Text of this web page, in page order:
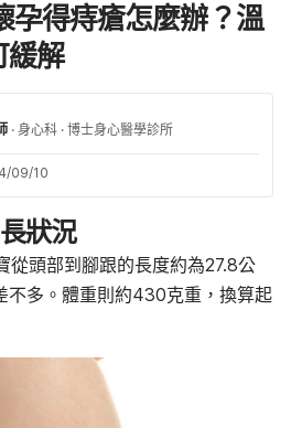
孕得痔瘡怎麼辦？溫
緩解
· 身心科 · 博士身心醫學診所
09/10
狀況
從頭部到腳跟的長度約為27.8公
不多。體重則約430克重，換算起